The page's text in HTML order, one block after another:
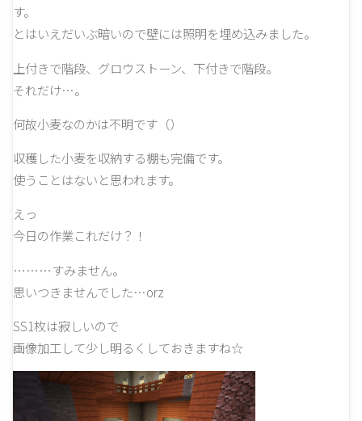
す。
とはいえだいぶ暗いので壁には照明を埋め込みました。
上付きで階段、グロウストーン、下付きで階段。
それだけ…。
何故小麦なのかは不明です（）
収穫した小麦を収納する棚も完備です。
使うことはないと思われます。
えっ
今日の作業これだけ？！
………すみません。
思いつきませんでした…orz
SS1枚は寂しいので
画像加工して少し明るくしておきますね☆